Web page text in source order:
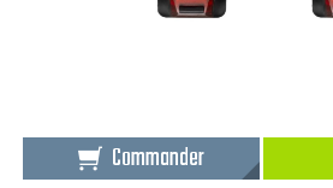
Commander